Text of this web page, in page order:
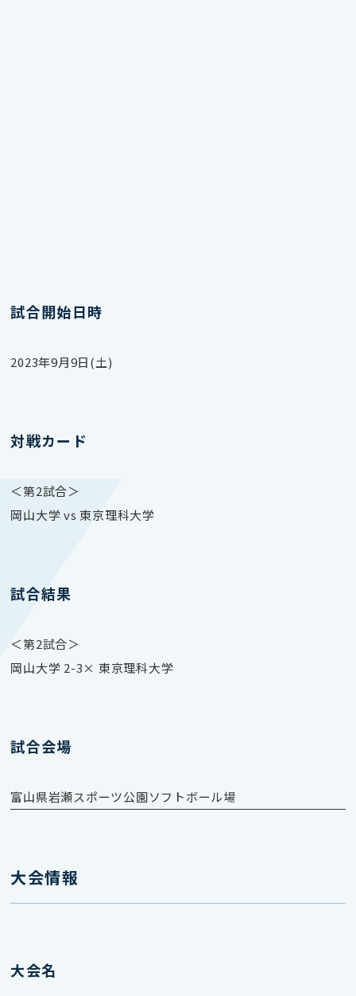
試合開始日時
2023年9月9日(土)
対戦カード
＜第2試合＞
岡山大学 vs 東京理科大学
試合結果
＜第2試合＞
岡山大学 2-3× 東京理科大学
試合会場
富山県岩瀬スポーツ公園ソフトボール場
大会情報
大会名